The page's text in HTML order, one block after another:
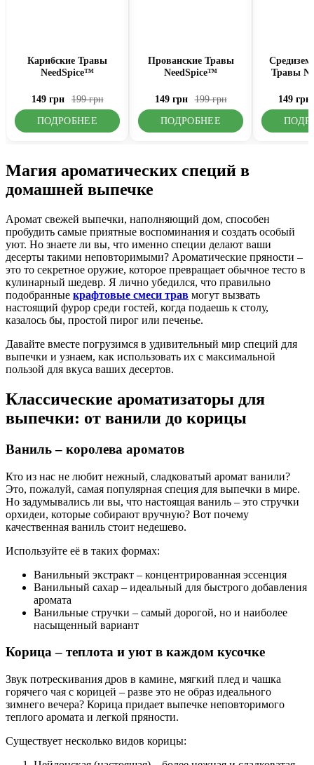
Карибские Травы
NeedSpice™
149 грн 199 грн
ПОДРОБНЕЕ
Прованские Травы
NeedSpice™
149 грн 199 грн
ПОДРОБНЕЕ
Травы
149 грн
Магия ароматических специй в
домашней выпечке
Аромат свежей выпечки, наполняющий дом, способен
пробудить самые приятные воспоминания и создать особый
уют. Но знаете ли вы, что именно специи делают ваши
десерты такими неповторимыми? Ароматические пряности –
это то секретное оружие, которое превращает обычное тесто в
кулинарный шедевр. Я лично убедился, что правильно
подобранные крафтовые смеси трав могут вызвать
настоящий фурор среди гостей, когда подаешь к столу,
казалось бы, простой пирог или печенье.
Давайте вместе погрузимся в удивительный мир специй для
выпечки и узнаем, как использовать их с максимальной
пользой для вкуса ваших десертов.
Классические ароматизаторы для
выпечки: от ванили до корицы
Ваниль – королева ароматов
Кто из нас не любит нежный, сладковатый аромат ванили?
Это, пожалуй, самая популярная специя для выпечки в мире.
Но задумывались ли вы, что настоящая ваниль – это стручки
орхидеи, которые собирают вручную? Вот почему
качественная ваниль стоит недешево.
Используйте её в таких формах:
Ванильный экстракт – концентрированная эссенция
Ванильный сахар – идеальный для быстрого добавления
аромата
Ванильные стручки – самый дорогой, но и наиболее
насыщенный вариант
Корица – теплота и уют в каждом кусочке
Звук потрескивания дров в камине, мягкий плед и чашка
горячего чая с корицей – разве это не образ идеального
зимнего вечера? Корица придает выпечке неповторимого
теплого аромата и легкой пряности.
Существует несколько видов корицы: